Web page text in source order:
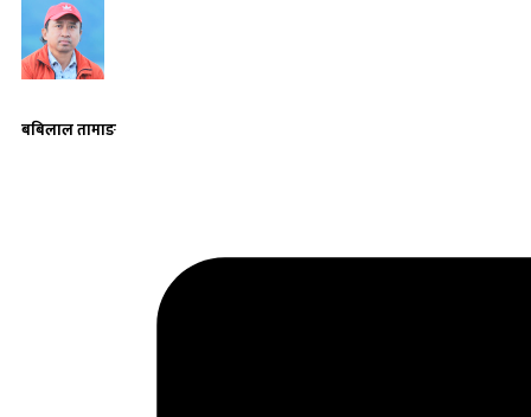
बबिलाल तामाङ